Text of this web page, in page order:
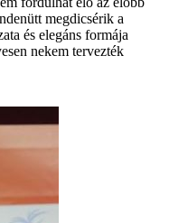
megdicsérik a
és elegáns formája
nekem tervezték